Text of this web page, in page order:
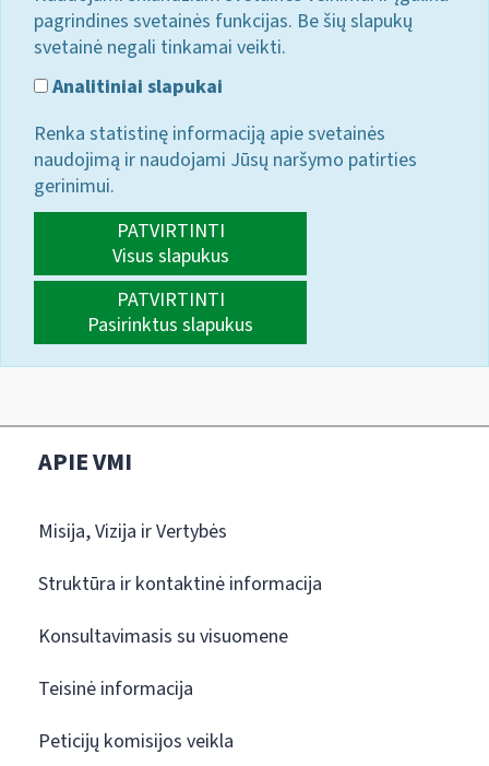
pagrindines svetainės funkcijas. Be šių slapukų
svetainė negali tinkamai veikti.
Analitiniai slapukai
Renka statistinę informaciją apie svetainės
naudojimą ir naudojami Jūsų naršymo patirties
gerinimui.
PATVIRTINTI
Visus slapukus
PATVIRTINTI
Pasirinktus slapukus
APIE VMI
Misija, Vizija ir Vertybės
Struktūra ir kontaktinė informacija
Konsultavimasis su visuomene
Teisinė informacija
Peticijų komisijos veikla